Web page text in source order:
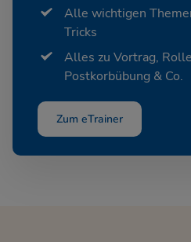
Alle wichtigen
Tricks
Alles zu Vortrag,
Postkorbübung & Co.
Zum eTrainer